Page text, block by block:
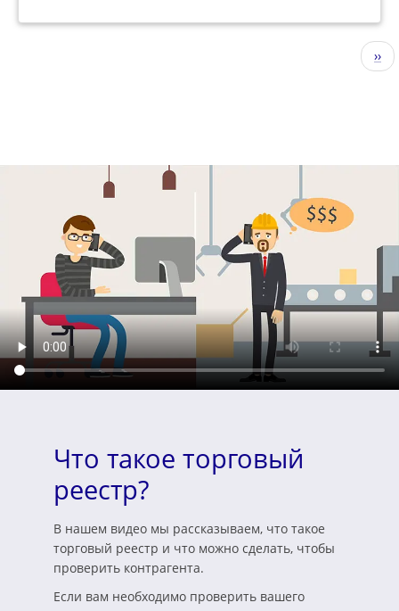
››
Что такое торговый
реестр?
В нашем видео мы рассказываем, что такое
торговый реестр и что можно сделать, чтобы
проверить контрагента.
Если вам необходимо проверить вашего